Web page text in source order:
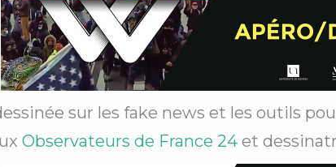
sur les fake news et les outils
Observateurs de France 24 et